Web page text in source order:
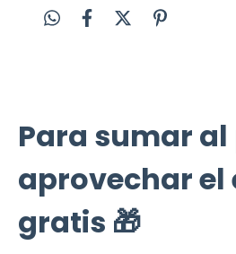
Para sumar
aprovechar el
gratis 🎁